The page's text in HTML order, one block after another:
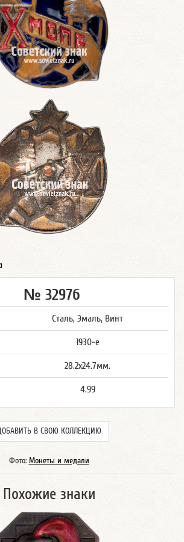
№ 3297б
Сталь, Эмаль, Винт
1930-е
28.2x24.7мм.
4.99
В СВОЮ КОЛЛЕКЦИЮ
Фото: Монеты и медали
Похожие знаки